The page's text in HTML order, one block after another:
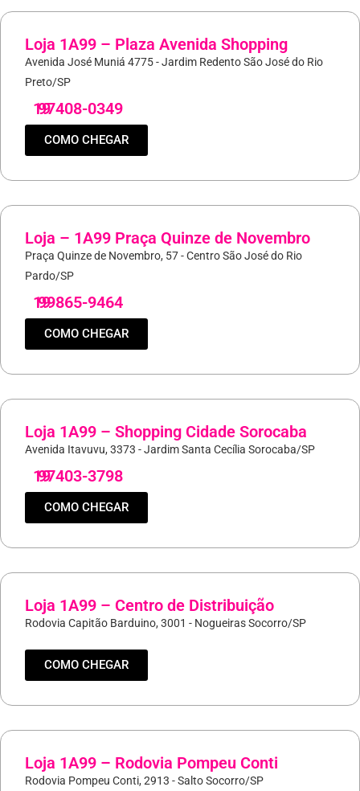
Loja 1A99 – Plaza Avenida Shopping
Avenida José Muniá 4775 - Jardim Redento São José do Rio
Preto/SP
19
97408-0349
COMO CHEGAR
Loja – 1A99 Praça Quinze de Novembro
Praça Quinze de Novembro, 57 - Centro São José do Rio
Pardo/SP
19
99865-9464
COMO CHEGAR
Loja 1A99 – Shopping Cidade Sorocaba
Avenida Itavuvu, 3373 - Jardim Santa Cecília Sorocaba/SP
19
97403-3798
COMO CHEGAR
Loja 1A99 – Centro de Distribuição
Rodovia Capitão Barduino, 3001 - Nogueiras Socorro/SP
COMO CHEGAR
Loja 1A99 – Rodovia Pompeu Conti
Rodovia Pompeu Conti, 2913 - Salto Socorro/SP